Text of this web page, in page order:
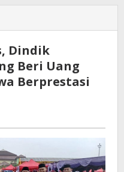
Dindik
Beri Uang
Berprestasi